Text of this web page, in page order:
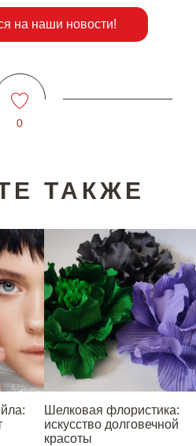
на наши новости!
0
ТАКЖЕ
Шелковая флористика:
искусство долговечной
красоты